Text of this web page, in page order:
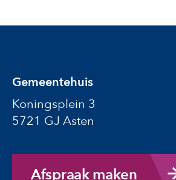
Gemeentehuis
Koningsplein 3
5721 GJ Asten
Afspraak maken